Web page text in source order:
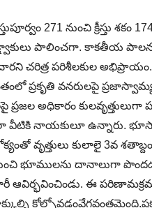
271 నుంచి క్రీస్తు శకం
పాలించగా. కాకతీయ
చరిత్ర పరిశీలకుల
ప్రకృతి వనరులపై
ప్రజల అధికారం
వీటికి నాయకులూ ఉన్నారు.
వృత్తులు కులాలై 3వ
భూములను దానాలుగా
ఆవిర్భవించిండు. ఈ